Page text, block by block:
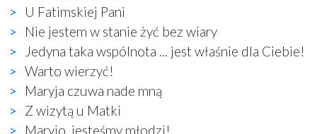
wyjętą ze starożytnych hieroglifów? W kulturowym
kontekście naszych czasów to raczej karykatura niż godny
wizerunek Zbawiciela…
Zatem nawet w bezpośrednim otoczeniu sanktuarium
naocznie przekonaliśmy się, że wewnątrz Kościoła toczy
się ogromna walka o kształt katolicyzmu i o serca
wierzących. Do czego to zmaganie może prowadzić,
widzieliśmy w urokliwym, niewielkim mieście Obidos,
U Fatimskiej Pani
Nie jestem w stanie żyć bez wiary
Jedyna taka wspólnota ... jest właśnie dla Ciebie!
Warto wierzyć!
Maryja czuwa nade mną
Z wizytą u Matki
Maryjo, jesteśmy młodzi!